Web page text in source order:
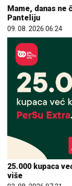
Mame, danas
Panteliju
09. 08. 2026 06:24
25.000 kupaca
više